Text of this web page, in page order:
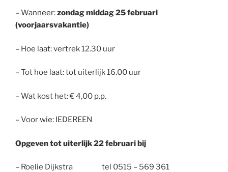
– Wanneer:zondag middag 25 februari
(voorjaarsvakantie)
– Hoe laat: vertrek 12.30 uur
– Tot hoe laat: tot uiterlijk 16.00 uur
– Wat kost het: € 4,00 p.p.
– Voor wie: IEDEREEN
Opgeven tot uiterlijk 22 februari bij
– Roelie Dijkstra tel 0515 – 569 361